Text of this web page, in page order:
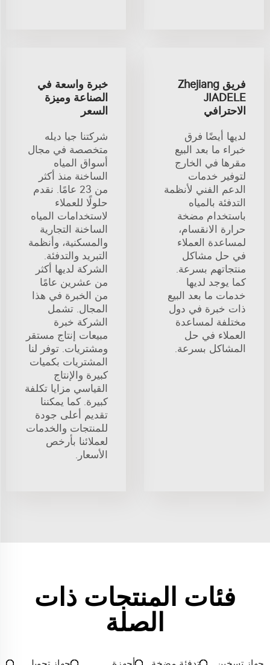
فريق Zhejiang
JIADELE
الاحترافي
لديها أيضًا فرق
خبراء ما بعد البيع
مقرها في الخارج
لتوفير خدمات
الدعم الفني لأنظمة
التدفئة بالمياه
باستخدام مضخة
حرارة الانقسام،
لمساعدة العملاء
في حل مشاكل
منتجاتهم بسرعة.
كما يوجد لديها
خدمات ما بعد البيع
ذات خبرة في دول
مختلفة لمساعدة
العملاء في حل
المشاكل بسرعة.
خبرة واسعة في
الصناعة وميزة
السعر
شركتنا جيا ديله
متخصصة في مجال
أسواق المياه
الساخنة منذ أكثر
من 23 عامًا. نقدم
حلولًا للعملاء
لاستخدامات المياه
الساخنة التجارية
والمسكنية، وأنظمة
التبريد والتدفئة.
الشركة لديها أكثر
من عشرين عامًا
من الخبرة في هذا
المجال. تشمل
الشركة خبرة
مبيعات إنتاج مستقر
ومشتريات. توفر لنا
المشتريات بكميات
كبيرة والإنتاج
القياسي مزايا تكلفة
كبيرة. كما يمكننا
تقديم أعلى جودة
للمنتجات والخدمات
لعملائنا بأرخص
الأسعار.
فئات المنتجات ذات
الصلة